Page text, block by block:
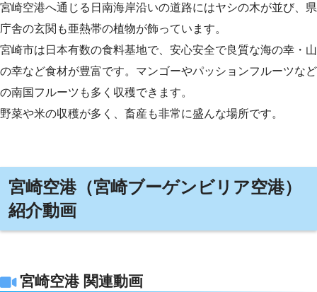
宮崎空港へ通じる日南海岸沿いの道路にはヤシの木が並び、県
庁舎の玄関も亜熱帯の植物が飾っています。
宮崎市は日本有数の食料基地で、安心安全で良質な海の幸・山
の幸など食材が豊富です。マンゴーやパッションフルーツなど
の南国フルーツも多く収穫できます。
野菜や米の収穫が多く、畜産も非常に盛んな場所です。
宮崎空港（宮崎ブーゲンビリア空港）
紹介動画
宮崎空港 関連動画